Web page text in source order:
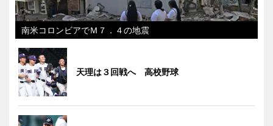
南米コロンビアでＭ７．４の地震
天理は３回戦へ 高校野球